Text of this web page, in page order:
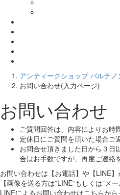
アンティークショップ パルテノ
お問い合わせ(入力ページ)
お問い合わせ
ご質問回答は、内容によりお時
定休日にご質問を頂いた場合ご
お問合せ頂きました日から３日
合はお手数ですが、再度ご連絡
お問い合わせは【お電話】や【LINE】
【画像を送る方は”LINE”もしくは”メ
LINEによるお問い合わせはこちらか